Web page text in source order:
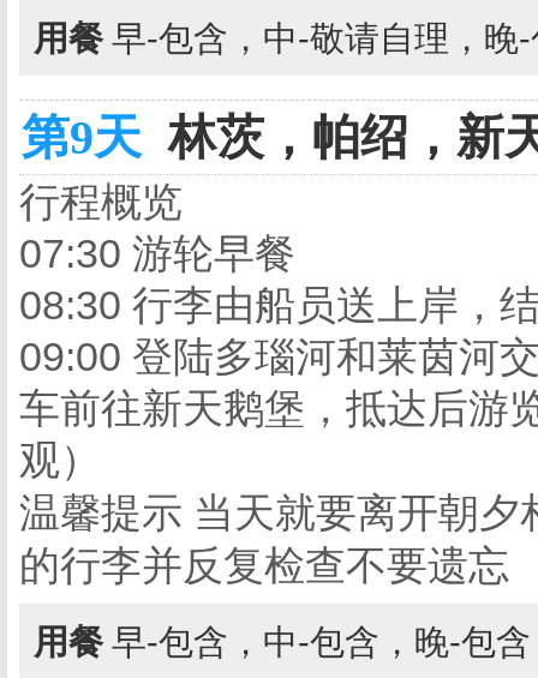
用餐 早-包含，中-敬请自理，晚
第9天 林茨，帕绍，新
行程概览
07:30 游轮早餐
08:30 行李由船员送上岸，
09:00 登陆多瑙河和莱茵河
车前往新天鹅堡，抵达后游
观）
温馨提示 当天就要离开朝
的行李并反复检查不要遗忘
用餐 早-包含，中-包含，晚-包